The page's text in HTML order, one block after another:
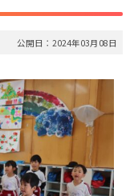
公開日：2024年03月08日